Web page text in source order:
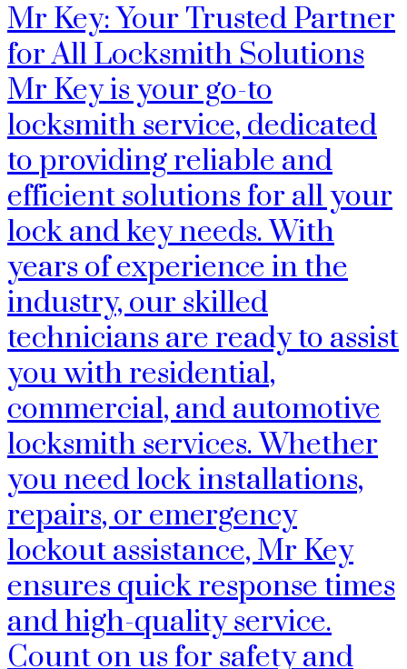
Mr Key: Your Trusted Partner
for All Locksmith Solutions
Mr Key is your go-to
locksmith service, dedicated
to providing reliable and
efficient solutions for all your
lock and key needs. With
years of experience in the
industry, our skilled
technicians are ready to assist
you with residential,
commercial, and automotive
locksmith services. Whether
you need lock installations,
repairs, or emergency
lockout assistance, Mr Key
ensures quick response times
and high-quality service.
Count on us for safety and